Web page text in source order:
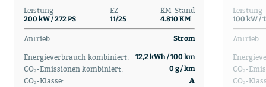
Leistung
200 kW / 272 PS
EZ
11/25
KM-Stand
4.810 KM
Antrieb Strom
Energieverbrauch kombiniert: 12,2 kWh / 100 km
CO₂-Emissionen kombiniert: 0 g / km
CO₂-Klasse: A
Leistung
100 kW /
Antrieb
CO₂-
CO₂-